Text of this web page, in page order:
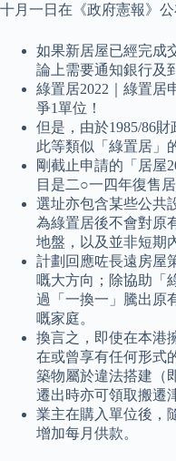
十月一日在《政府憲報》公
如果新居屋已經完成
論上需要通知銀行及
綠置居2022｜綠置居
爭1單位！
但是，由於1985/86財
此等類似「綠置居」
剛截止申請的「居屋
目是二○一四年復售
選址亦包含某些公共
為綠置居後不會對原
地盤，以及並非短期
計劃回應咗長遠房屋
嘅大方向；除協助「
過「一換一」騰出原
嘅家庭。
換言之，即使在本港
在或曾享有任何形式
築物屬於違法搭建（
遷出時亦可領取搬遷
業主在購入單位後，
增加每月供款。